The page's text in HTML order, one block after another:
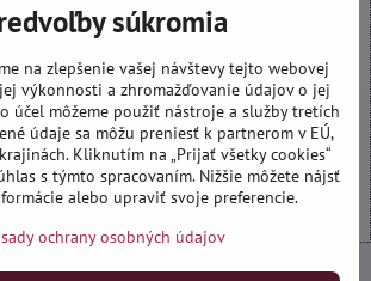
- súhlas s druhom cookie: Funkčné
Otvoriť obsah v novom okne
súkromia
na zlepšenie vašej návštevy tejto webovej
výkonnosti a zhromažďovanie údajov o jej
účel môžeme použiť nástroje a služby tretích
údaje sa môžu preniesť k partnerom v EÚ,
Kliknutím na „Prijať všetky cookies“
s týmto spracovaním. Nižšie môžete nájsť
alebo upraviť svoje preferencie.
ochrany osobných údajov